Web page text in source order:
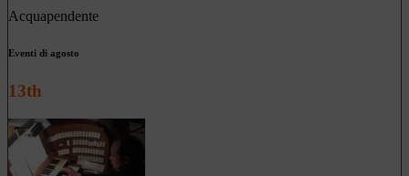
Acquapendente
Eventi di agosto
13th